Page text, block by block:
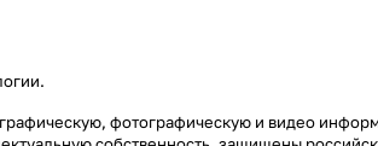
.
фотографическую и видео